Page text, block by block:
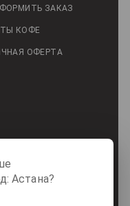
ЗАКАЗ
КОФЕ
ОФЕРТА
Астана?